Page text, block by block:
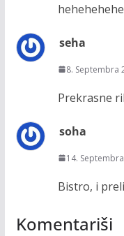
hehehehehe
seha
8. Septembra
Prekrasne
soha
14.
Bistro, i
Komentariši